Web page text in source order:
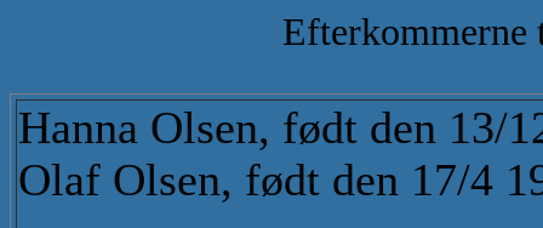
Efterkommerne
Hanna Olsen, født den 13/
Olaf Olsen, født den 17/4